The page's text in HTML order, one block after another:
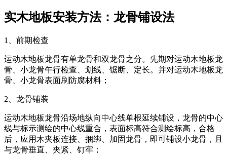
实木地板安装方法：龙骨铺设法
1、前期检查
运动木地板龙骨有单龙骨和双龙骨之分。先期对运动木地板龙
骨、小龙骨午行检查、划线、锯断、定长。并对运动木地板龙
骨、小龙骨表面刷防腐材料；
2、龙骨铺装
运动木地板龙骨沿场地纵向中心线单根延续铺设，龙骨的中心
线与标示测绘的中心线重合，表面标高符合测绘标高，合格
后，应用木夹板连接、捆绑、加固龙骨，即可铺设小龙骨，且
与龙骨垂直、夹紧、钉牢；